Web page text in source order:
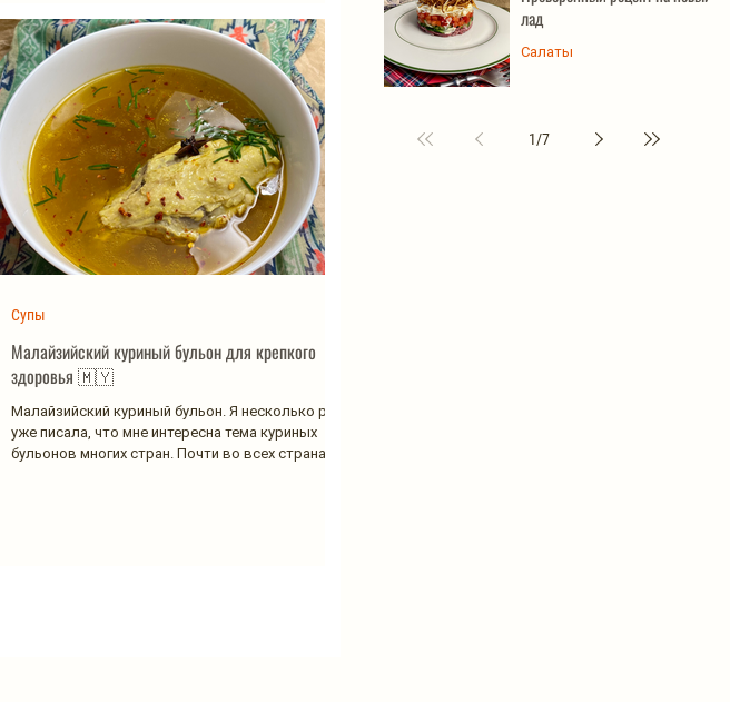
Малайзийский куриный бульон для крепкого
здоровья 🇲🇾
Малайзийский куриный бульон. Я несколько раз
уже писала, что мне интересна тема куриных
бульонов многих стран. Почти во всех странах
Супы
лад
Салаты
1/7